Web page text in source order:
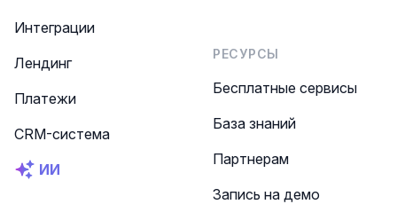
Интеграции
Лендинг
Платежи
CRM-система
ИИ
РЕСУРСЫ
Бесплатные сервисы
База знаний
Партнерам
Запись на демо